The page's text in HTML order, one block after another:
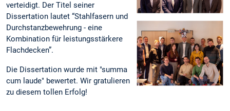
verteidigt. Der Titel seiner
Dissertation lautet “Stahlfasern und
Durchstanzbewehrung - eine
Kombination für leistungsstärkere
Flachdecken”.
Die Dissertation wurde mit "summa
cum laude" bewertet. Wir gratulieren
zu diesem tollen Erfolg!